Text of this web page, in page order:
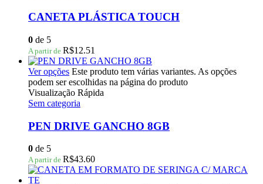
CANETA PLÁSTICA TOUCH
0 de 5
A partir de R$12.51
Ver opções Este produto tem várias variantes. As opções
podem ser escolhidas na página do produto
Visualização Rápida
Sem categoria
PEN DRIVE GANCHO 8GB
0 de 5
A partir de R$43.60